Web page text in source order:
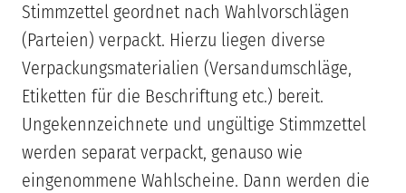
Stimmzettel geordnet nach Wahlvorschlägen
(Parteien) verpackt. Hierzu liegen diverse
Verpackungsmaterialien (Versandumschläge,
Etiketten für die Beschriftung etc.) bereit.
Ungekennzeichnete und ungültige Stimmzettel
werden separat verpackt, genauso wie
eingenommene Wahlscheine. Dann werden die